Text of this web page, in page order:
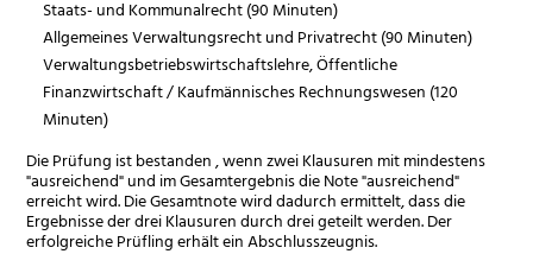
Staats- und Kommunalrecht (90 Minuten)
Allgemeines Verwaltungsrecht und Privatrecht (90 Minuten)
Verwaltungsbetriebswirtschaftslehre, Öffentliche
Finanzwirtschaft / Kaufmännisches Rechnungswesen (120
Minuten)
Die Prüfung ist bestanden , wenn zwei Klausuren mit mindestens
"ausreichend" und im Gesamtergebnis die Note "ausreichend"
erreicht wird. Die Gesamtnote wird dadurch ermittelt, dass die
Ergebnisse der drei Klausuren durch drei geteilt werden. Der
erfolgreiche Prüfling erhält ein Abschlusszeugnis.